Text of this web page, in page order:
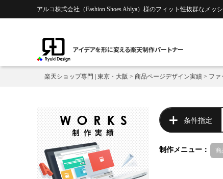
アルコ株式会社（Fashion Shoes Ablya）様のフィット性抜群なメ
アイデアを形に変える楽天制作パートナー
楽天ショップ専門 | 東京・大阪 > 商品ページデザイン実績 > ファ
条件指定
制作メニュー： 商